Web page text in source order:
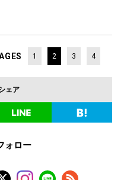
1 2 3 4
ェア
ォロー